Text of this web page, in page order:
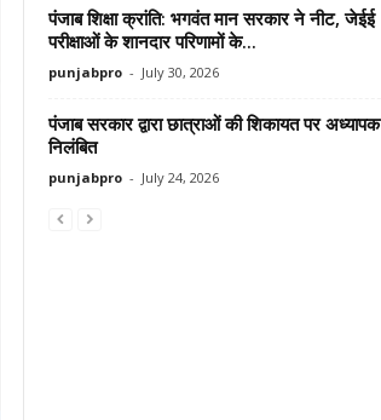
पंजाब शिक्षा क्रांति: भगवंत मान सरकार ने नीट, जेईई
परीक्षाओं के शानदार परिणामों के...
punjabpro - July 30, 2026
पंजाब सरकार द्वारा छात्राओं की शिकायत पर अध्यापक
निलंबित
punjabpro - July 24, 2026